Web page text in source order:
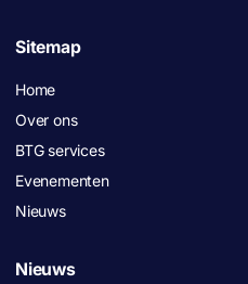
Sitemap
Home
Over ons
BTG services
Evenementen
Nieuws
Nieuws